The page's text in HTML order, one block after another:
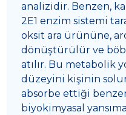
analizidir. Benzen,
2E1 enzim sistemi
oksit ara ürününe,
dönüştürülür ve
atılır. Bu metabolik
düzeyini kişinin
absorbe ettiği
biyokimyasal